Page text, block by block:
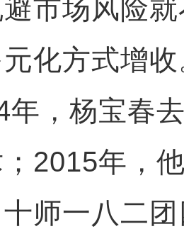
市场风险
化方式增
杨宝春去
2015年，
师一八二